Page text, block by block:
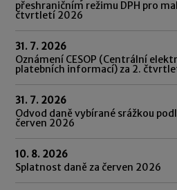
přeshraničním režimu DPH pro
čtvrtletí 2026
31. 7. 2026
Oznámení CESOP (Centrální
platebních informací) za 2.
31. 7. 2026
Odvod daně vybírané srážkou
červen 2026
10. 8. 2026
Splatnost daně za červen 2026